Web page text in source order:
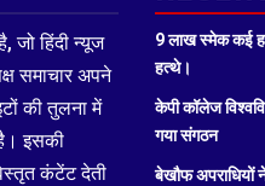
जो हिंदी न्यूज
समाचार अपने
की तुलना में
इसकी
कंटेंट देती
9 लाख स्मेक कई
हत्थे।
केपी कॉलेज
गया संगठन
बेखौफ अपराधियों